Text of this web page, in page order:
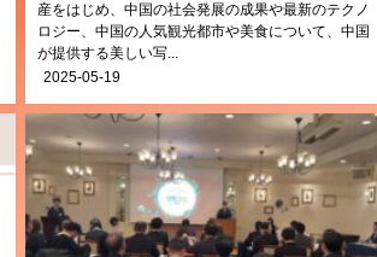
産をはじめ、中国の社会発展の成果や最新のテクノ
ロジー、中国の人気観光都市や美食について、中国
が提供する美しい写...
2025-05-19